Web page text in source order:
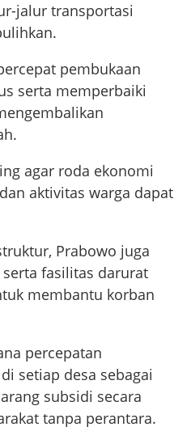
jalur transportasi
pembukaan
serta memperbaiki
agar roda ekonomi
aktivitas warga dapat
Prabowo juga
fasilitas darurat
membantu korban
percepatan
setiap desa sebagai
subsidi secara
tanpa perantara.